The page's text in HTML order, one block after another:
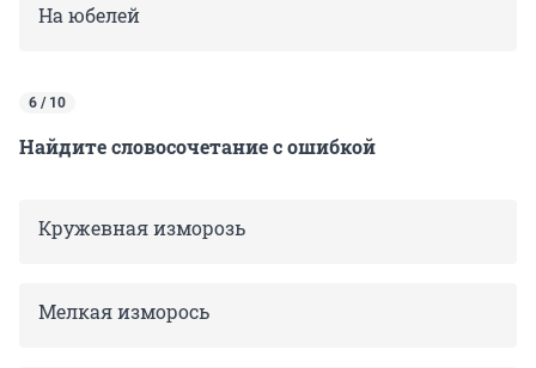
На юбелей
6 / 10
Найдите словосочетание с ошибкой
Кружевная изморозь
Мелкая изморось